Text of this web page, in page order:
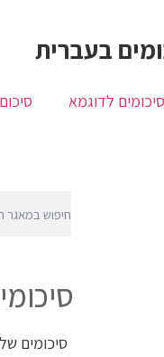
בעברית
סיכומים לדוגמא
סיכומים